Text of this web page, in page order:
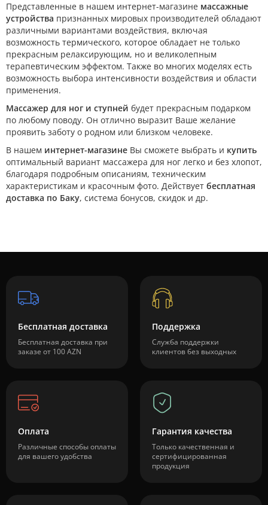
Представленные в нашем интернет-магазине массажные
устройства признанных мировых производителей обладают
различными вариантами воздействия, включая
возможность термического, которое обладает не только
прекрасным релаксирующим, но и великолепным
терапевтическим эффектом. Также во многих моделях есть
возможность выбора интенсивности воздействия и области
применения.
Массажер для ног и ступней будет прекрасным подарком
по любому поводу. Он отлично выразит Ваше желание
проявить заботу о родном или близком человеке.
В нашем интернет-магазине Вы сможете выбрать и купить
оптимальный вариант массажера для ног легко и без хлопот,
благодаря подробным описаниям, техническим
характеристикам и красочным фото. Действует бесплатная
доставка по Баку, система бонусов, скидок и др.
Бесплатная доставка
Бесплатная доставка при
заказе от 100 AZN
Поддержка
Служба поддержки
клиентов без выходных
Оплата
Различные способы оплаты
для вашего удобства
Гарантия качества
Только качественная и
сертифицированная
продукция